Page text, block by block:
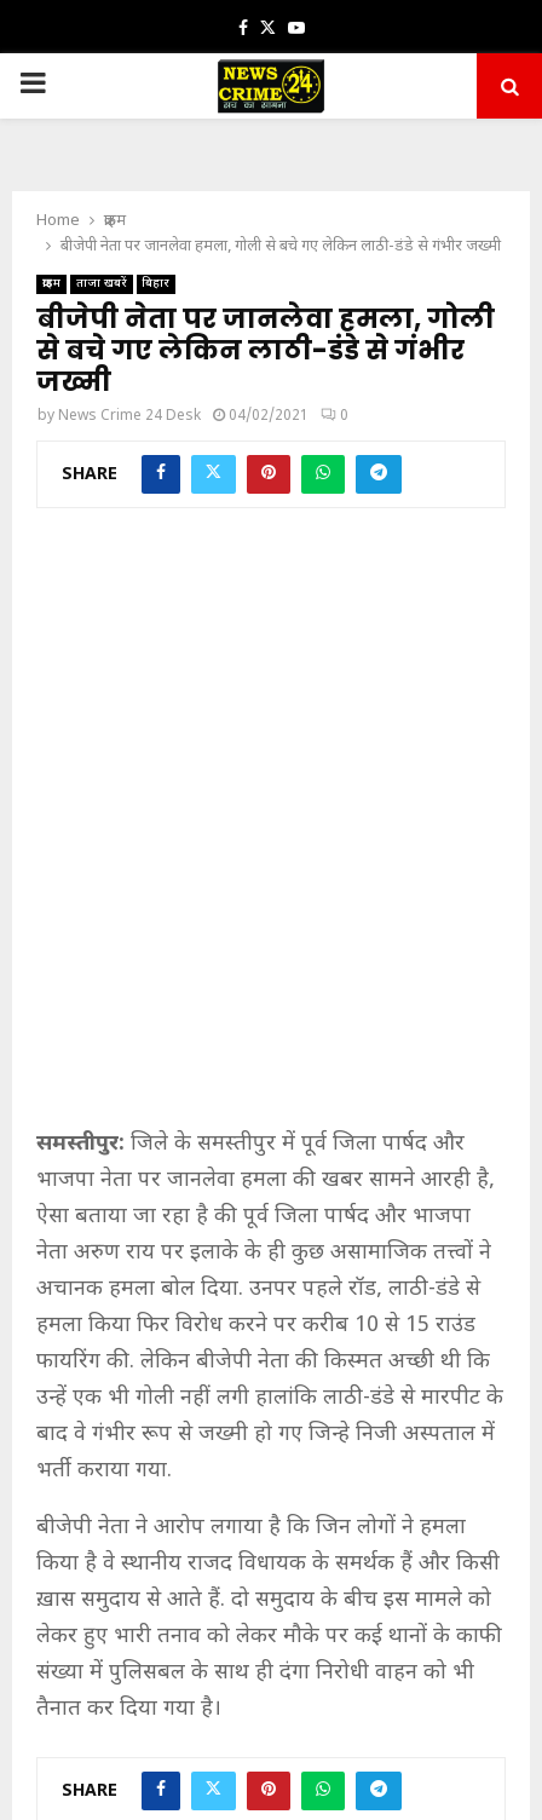
Facebook
TwitterYoutube
PRIMARY
Home
क्राइम
बीजेपी नेता पर जानलेवा हमला, गोली से बचे गए लेकिन लाठी-डंडे से गंभीर जख्मी
क्राइम ताजा खबरें बिहार
बीजेपी नेता पर जानलेवा हमला, गोली
से बचे गए लेकिन लाठी-डंडे से गंभीर
जख्मी
by News Crime 24 Desk 04/02/2021 0
SHARE
समस्तीपुर: जिले के समस्तीपुर में पूर्व जिला पार्षद और
भाजपा नेता पर जानलेवा हमला की खबर सामने आरही है,
ऐसा बताया जा रहा है की पूर्व जिला पार्षद और भाजपा
नेता अरुण राय पर इलाके के ही कुछ असामाजिक तत्त्वों ने
अचानक हमला बोल दिया. उनपर पहले रॉड, लाठी-डंडे से
हमला किया फिर विरोध करने पर करीब 10 से 15 राउंड
फायरिंग की. लेकिन बीजेपी नेता की किस्मत अच्छी थी कि
उन्हें एक भी गोली नहीं लगी हालांकि लाठी-डंडे से मारपीट के
बाद वे गंभीर रूप से जख्मी हो गए जिन्हे निजी अस्पताल में
भर्ती कराया गया.
बीजेपी नेता ने आरोप लगाया है कि जिन लोगों ने हमला
किया है वे स्थानीय राजद विधायक के समर्थक हैं और किसी
ख़ास समुदाय से आते हैं. दो समुदाय के बीच इस मामले को
लेकर हुए भारी तनाव को लेकर मौके पर कई थानों के काफी
संख्या में पुलिसबल के साथ ही दंगा निरोधी वाहन को भी
तैनात कर दिया गया है।
SHARE